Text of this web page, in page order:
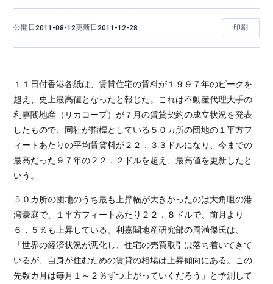
公開日2011-08-12更新日2011-12-28 印刷
１１日付香港各紙は、賃貸住宅の賃料が１９９７年のピークを
超え、史上最高値となったと報じた。これは不動産代理大手の
利嘉閣地産（リカコープ）が７月の賃貸契約の成立状況を発表
したもので、同社が指標としている５０カ所の団地の１平方フ
ィートあたりの平均賃貸料が２２．３３ドルになり、今までの
最高だった９７年の２２．２ドルを超え、最高値を更新したと
いう。
５０カ所の団地のうち最も上昇幅が大きかったのは大角咀の港
湾豪庭で、１平方フィートあたり２２．８ドルで、前月より
６．５％も上昇している。利嘉閣地産研究部の周満傑氏は、
「世界の経済状況が悪化し、住宅の売買取引は落ち着いてきて
いるが、自身が住むための賃貸の相場は上昇傾向にある。この
先数カ月は毎月１～２％ずつ上がっていくだろう」と予測して